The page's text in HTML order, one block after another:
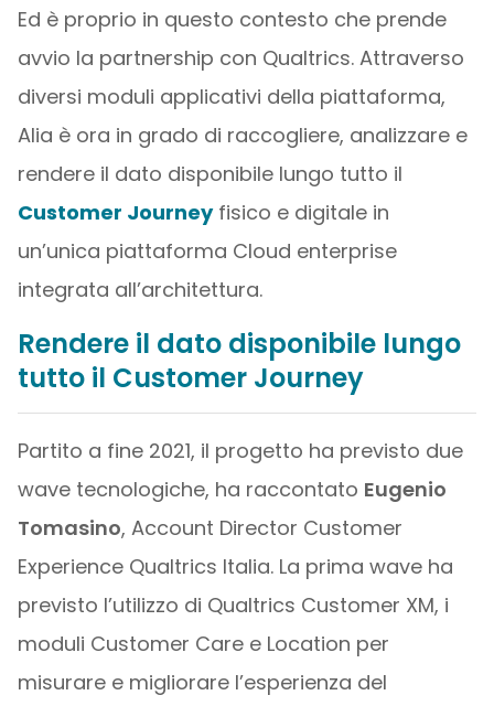
Ed è proprio in questo contesto che prende
avvio la partnership con Qualtrics. Attraverso
diversi moduli applicativi della piattaforma,
Alia è ora in grado di raccogliere, analizzare e
rendere il dato disponibile lungo tutto il
Customer Journeyfisico e digitale in
un’unica piattaforma Cloud enterprise
integrata all’architettura.
Rendere il dato disponibile lungo
tutto il Customer Journey
Partito a fine 2021, il progetto ha previsto due
wave tecnologiche, ha raccontato Eugenio
Tomasino, Account Director Customer
Experience Qualtrics Italia. La prima wave ha
previsto l’utilizzo di Qualtrics Customer XM, i
moduli Customer Care e Location per
misurare e migliorare l’esperienza del